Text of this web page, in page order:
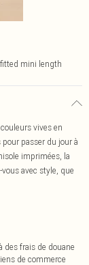
mini length
vives en
passer du jour à
imprimées, la
avec style, que
des frais de douane
de commerce